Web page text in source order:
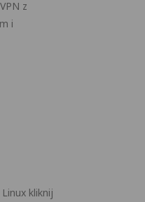
z
i
kliknij